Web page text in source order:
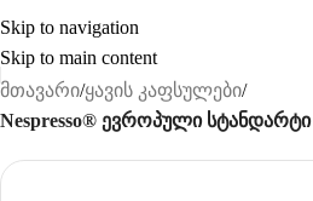
Skip to navigation
Skip to main content
მთავარი ყავის კაფსულები
Nespresso® ევროპული სტანდარტი